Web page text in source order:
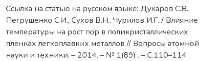
Ссылка на статью на русском языке: Дукаров С.В.,
Петрушенко С.И., Сухов В.Н., Чурилов И.Г. / Влияние
температуры на рост пор в поликристаллических
плёнках легкоплавких металлов // Вопросы атомной
науки и техники. – 2014. – № 1(89) . – С.110–114